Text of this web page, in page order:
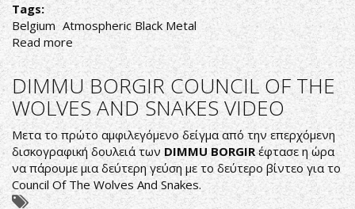
Tags:
Belgium Atmospheric Black Metal
Read more about
Of
Melancholy
Burning...
DIMMU BORGIR COUNCIL OF THE
WOLVES AND SNAKES VIDEO
Μετα το πρώτο αμφιλεγόμενο δείγμα από την επερχόμενη
δισκογραφική δουλειά τωνDIMMU BORGIRέφτασε η ώρα
να πάρουμε μια δεύτερη γεύση με το δεύτερο βίντεο για το
Council Of The Wolves And Snakes.